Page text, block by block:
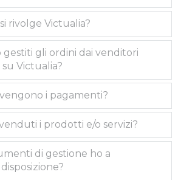
rivolge Victualia?
gestiti gli ordini dai venditori
su Victualia?
i pagamenti?
i prodotti e/o servizi?
di gestione ho a
disposizione?